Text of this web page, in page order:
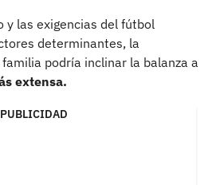
y las exigencias del fútbol
determinantes, la
podría inclinar la balanza a
extensa.
PUBLICIDAD